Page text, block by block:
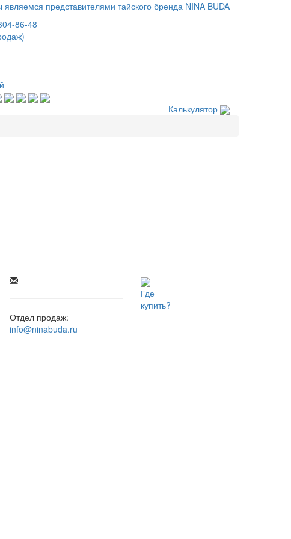
представителями тайского бренда NINA BUDA
86-48
Калькулятор
Отдел продаж:
info@ninabuda.ru
Где
купить?